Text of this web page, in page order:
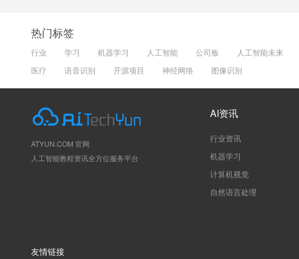
热门标签
行业 学习 机器学习 人工智能 公司板 人工智能未来
医疗
语音识别 开源项目 神经网络 图像识别
ATYUN.COM 官网
人工智能教程资讯全方位服务平台
AI资讯
行业资讯
机器学习
计算机视觉
自然语言处理
友情链接